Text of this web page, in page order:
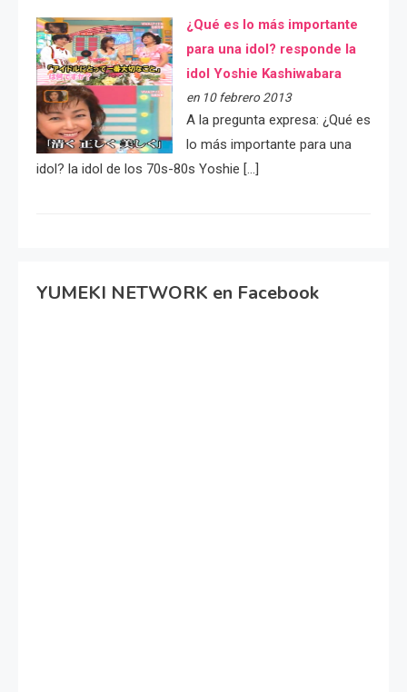
¿Qué es lo más importante
para una idol? responde la
idol Yoshie Kashiwabara
en 10 febrero 2013
A la pregunta expresa: ¿Qué es
lo más importante para una
idol? la idol de los 70s-80s Yoshie […]
YUMEKI NETWORK en Facebook